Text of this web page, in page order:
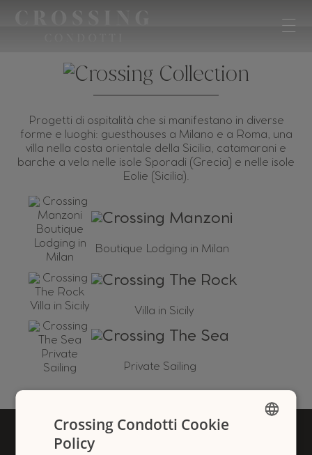
Progetti di ospitalità che si manifestano in diverse
forme e luoghi: guesthouses a Milano e a Roma, una
villa nella costa orientale della Sicilia, catamarani e
barche a vela nelle isole Sporadi (Grecia) e nelle isole
Eolie (Sicilia).
Boutique Lodging in Milan
Villa in Sicily
Private Sailing
Home
Crossing Condotti Cookie
Policy